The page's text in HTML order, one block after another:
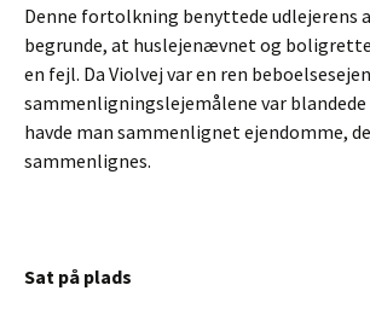
Denne fortolkning benyttede udlejerens
begrunde, at huslejenævnet og
en fejl. Da Violvej var en ren
sammenligningslejemålene var
havde man sammenlignet ejendomme,
sammenlignes.
Sat på plads